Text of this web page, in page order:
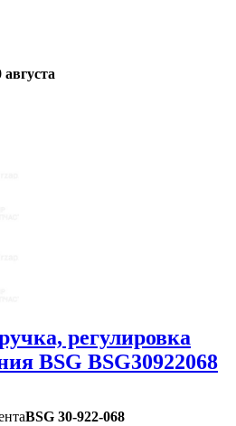
августа
регулировка
BSG BSG30922068
BSG 30-922-068